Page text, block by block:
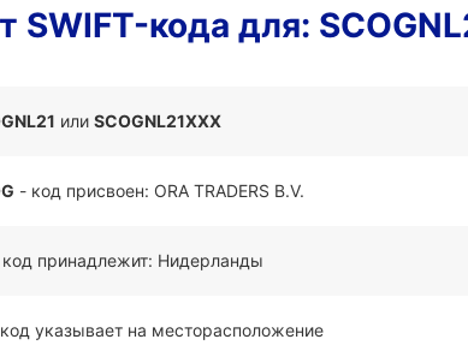
SWIFT-кода для:
или SCOGNL21XXX
- код присвоен: ORA TRADERS B.V.
принадлежит: Нидерланды
указывает на месторасположение